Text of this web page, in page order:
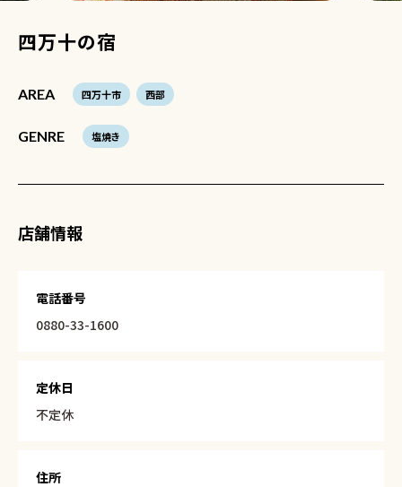
四万十の宿
AREA 四万十市 西部
GENRE 塩焼き
店舗情報
電話番号
0880-33-1600
定休日
不定休
住所